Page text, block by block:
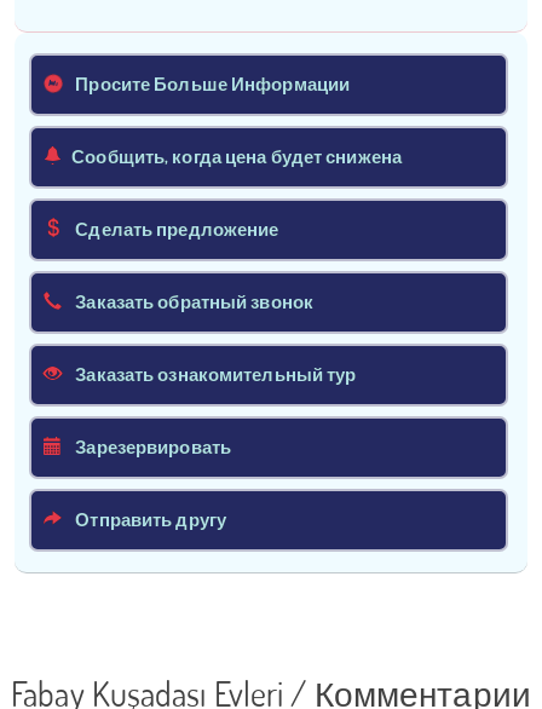
Просите Больше Информации
Сообщить, когда цена будет снижена
Сделать предложение
Заказать обратный звонок
Заказать ознакомительный тур
Зарезервировать
Отправить другу
Fabay Kuşadası Evleri / Комментарии